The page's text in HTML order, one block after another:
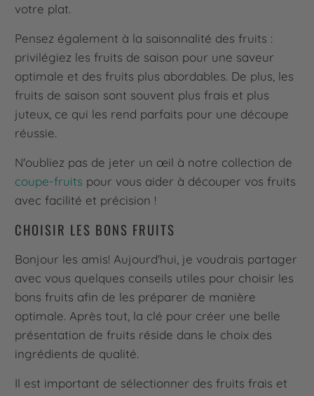
votre plat.
Pensez également à la saisonnalité des fruits :
privilégiez les fruits de saison pour une saveur
optimale et des fruits plus abordables. De plus, les
fruits de saison sont souvent plus frais et plus
juteux, ce qui les rend parfaits pour une découpe
réussie.
N'oubliez pas de jeter un œil à notre collection de
coupe-fruits pour vous aider à découper vos fruits
avec facilité et précision !
CHOISIR LES BONS FRUITS
Bonjour les amis! Aujourd'hui, je voudrais partager
avec vous quelques conseils utiles pour choisir les
bons fruits afin de les préparer de manière
optimale. Après tout, la clé pour créer une belle
présentation de fruits réside dans le choix des
ingrédients de qualité.
Il est important de sélectionner des fruits frais et